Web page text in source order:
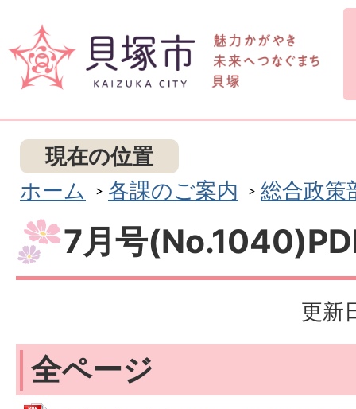
現在の位置
ホーム
各課のご案内 総合政策
7月号
更新
全ページ